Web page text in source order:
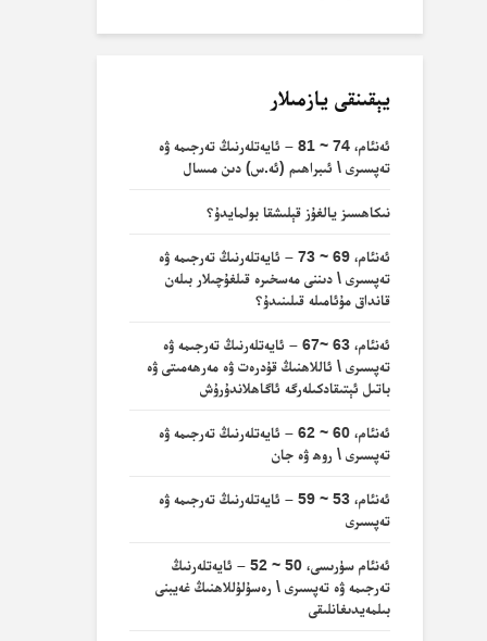
يېقىنقى يازمىلار
ئەنئام، 74 ~ 81 – ئايەتلەرنىڭ تەرجىمە ۋە
تەپسىرى \ ئىبراھىم (ئە.س) دىن مىسال
نىكاھسىز يالغۇز قېلىشقا بولمايدۇ؟
ئەنئام، 69 ~ 73 – ئايەتلەرنىڭ تەرجىمە ۋە
تەپسىرى \ دىننى مەسخىرە قىلغۇچىلار بىلەن
قانداق مۇئامىلە قىلىنىدۇ؟
ئەنئام، 63 ~67 – ئايەتلەرنىڭ تەرجىمە ۋە
تەپسىرى \ ئاللاھنىڭ قۇدرەت ۋە مەرھەمىتى ۋە
باتىل ئېتىقادكىلەرگە ئاگاھلاندۇرۇش
ئەنئام، 60 ~ 62 – ئايەتلەرنىڭ تەرجىمە ۋە
تەپسىرى \ روھ ۋە جان
ئەنئام، 53 ~ 59 – ئايەتلەرنىڭ تەرجىمە ۋە
تەپسىرى
ئەنئام سۈرىسى، 50 ~ 52 – ئايەتلەرنىڭ
تەرجىمە ۋە تەپسىرى \ رەسۇلۇللاھنىڭ غەيبنى
بىلمەيدىغانلىقى